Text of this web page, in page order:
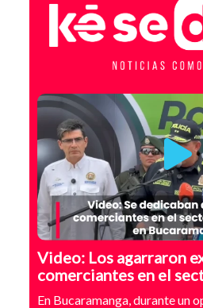
Video: Los agarraron
comerciantes en el
Bucaramanga
En Bucaramanga, durante un